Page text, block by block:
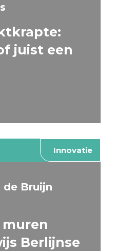
juist een
Innovatie
de Bruijn
muren
Berlijnse